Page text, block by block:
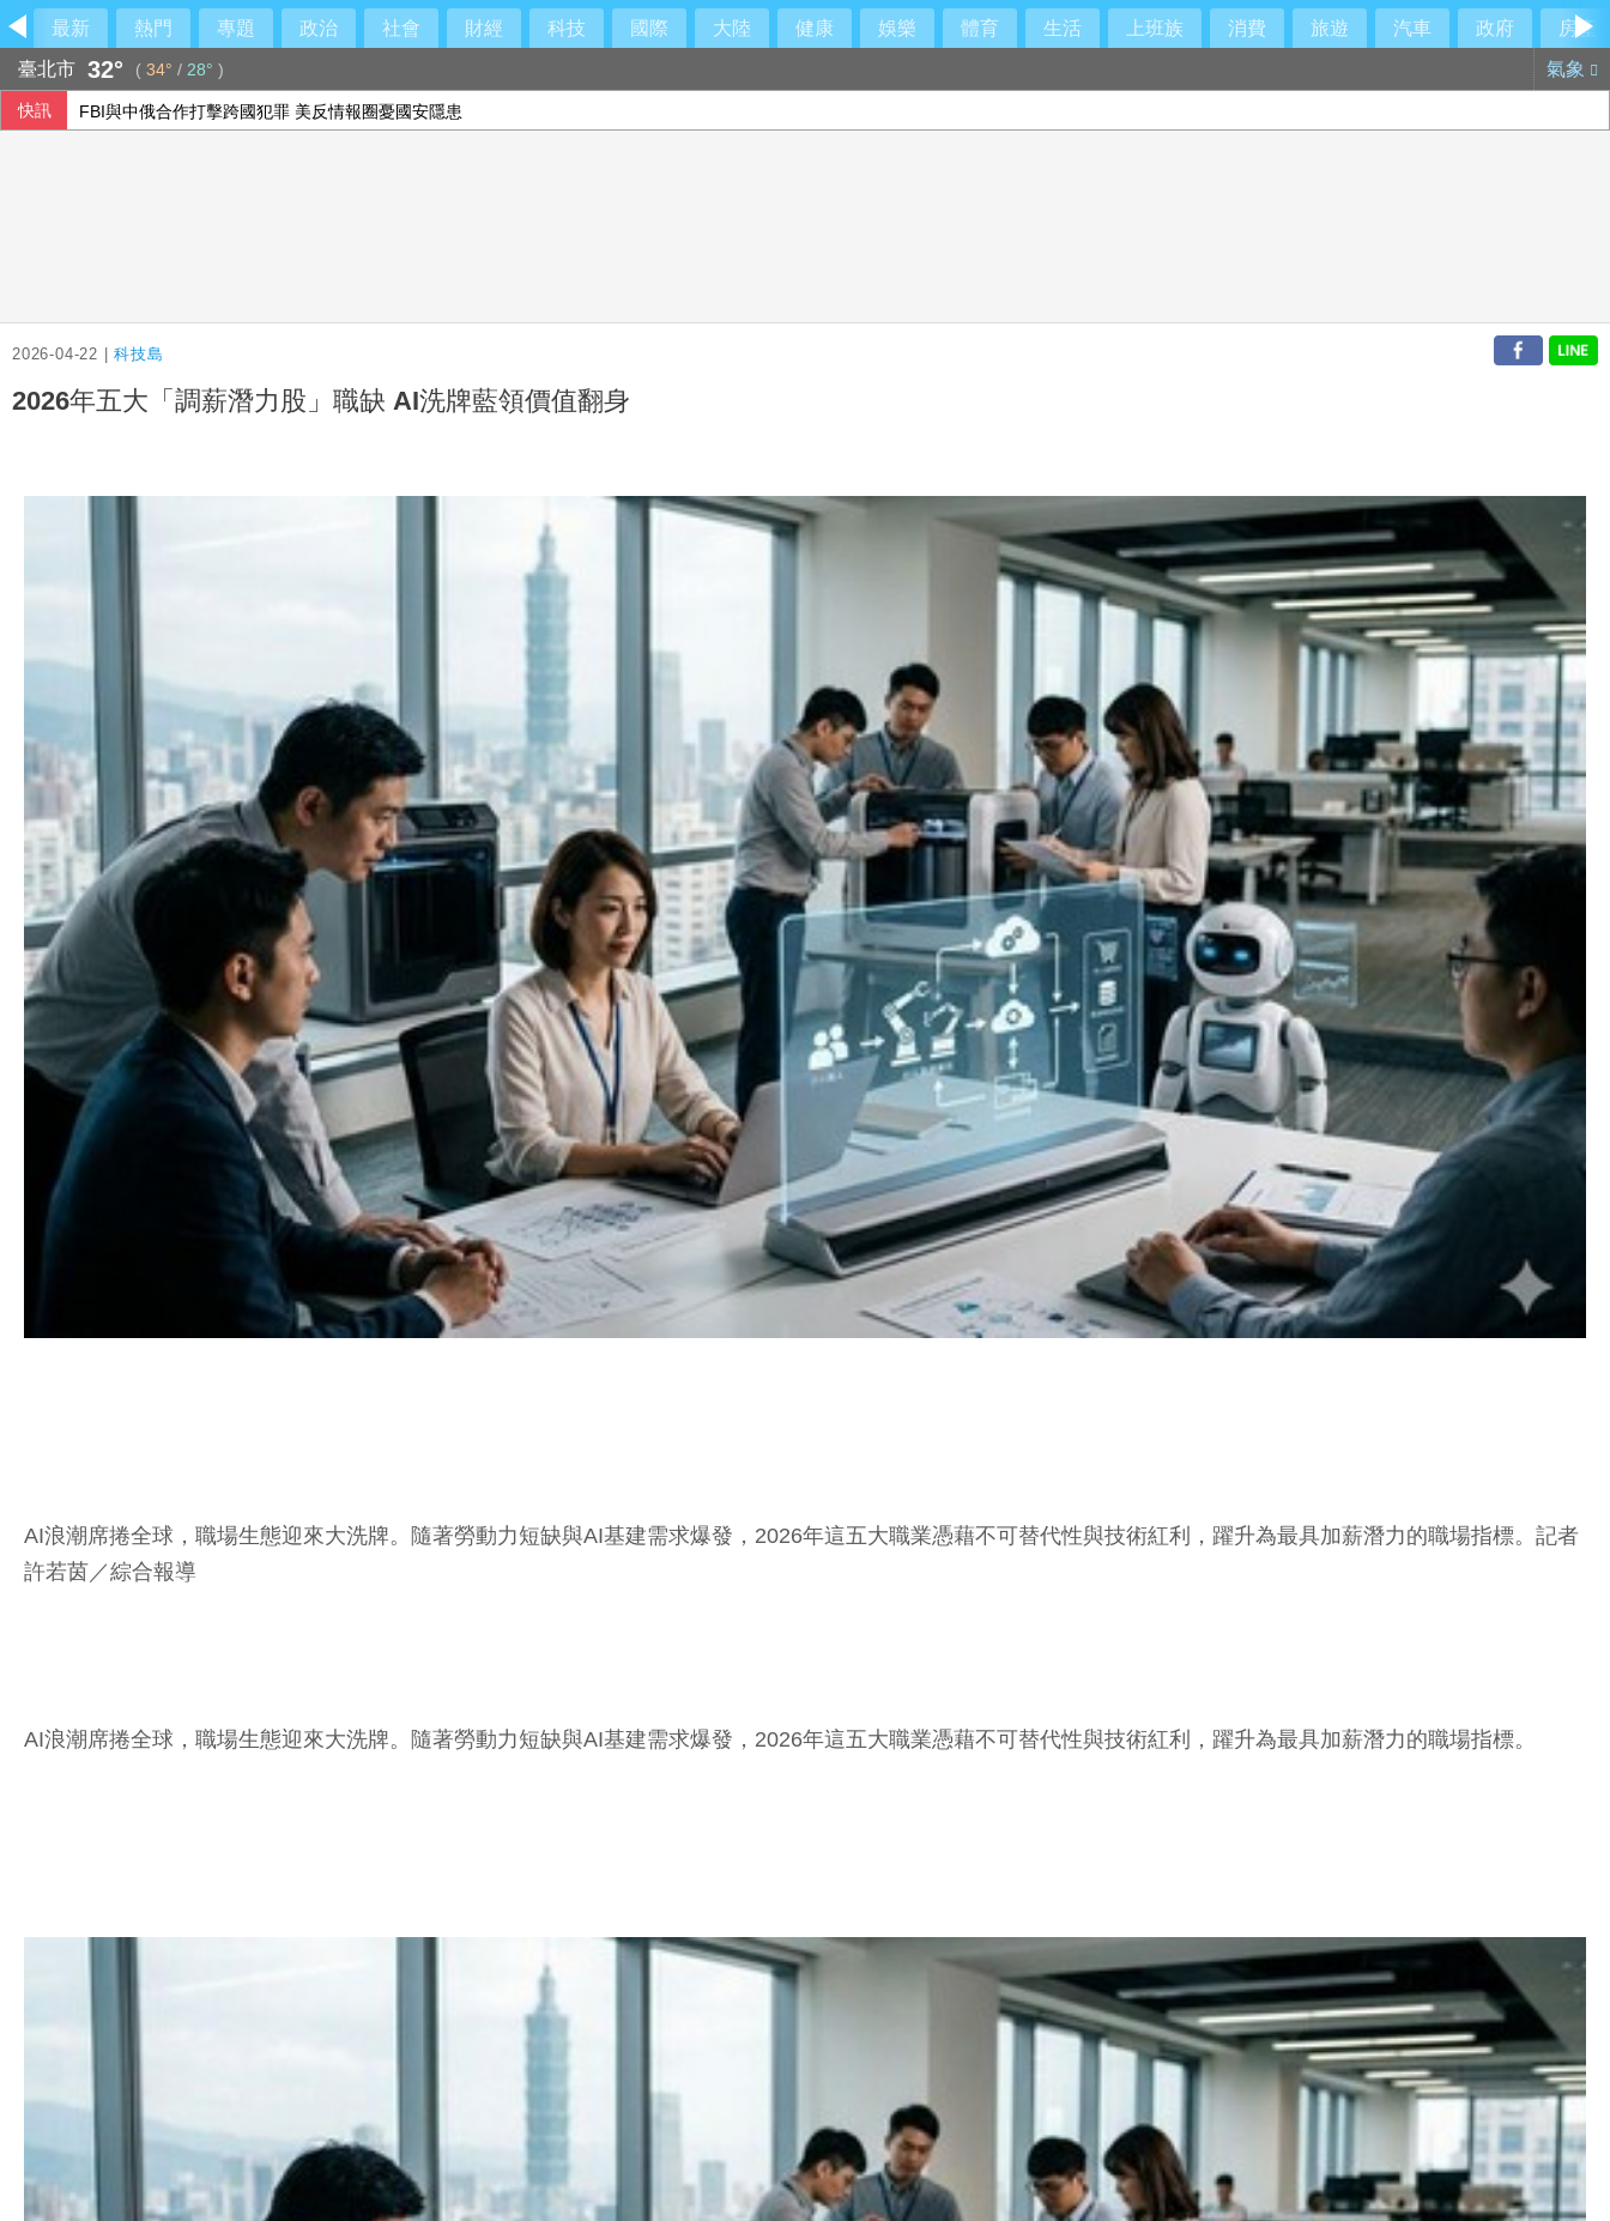
最新 熱門 專題 政治 社會 財經 科技 國際 大陸 健康 娛樂 體育 生活 上班族 消費 旅遊 汽車 政府
房產
臺北市 32° ( 34° / 28° ) 氣象
快訊 FBI與中俄合作打擊跨國犯罪 美反情報圈憂國安隱患
2026-04-22 |科技島
2026年五大「調薪潛力股」職缺 AI洗牌藍領價值翻身
AI浪潮席捲全球，職場生態迎來大洗牌。隨著勞動力短缺與AI基建需求爆發，2026年這五大職業憑藉不可替代性與技術紅利，躍升為最具加薪潛力的職場指標。 記者
許若茵／綜合報導
AI浪潮席捲全球，職場生態迎來大洗牌。隨著勞動力短缺與AI基建需求爆發，2026年這五大職業憑藉不可替代性與技術紅利，躍升為最具加薪潛力的職場指標。